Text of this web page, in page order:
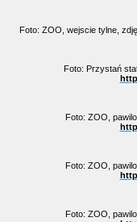
Foto: ZOO, wejscie tylne,
Foto: Przystań
Foto: ZOO,
Foto: ZOO,
Foto: ZOO,